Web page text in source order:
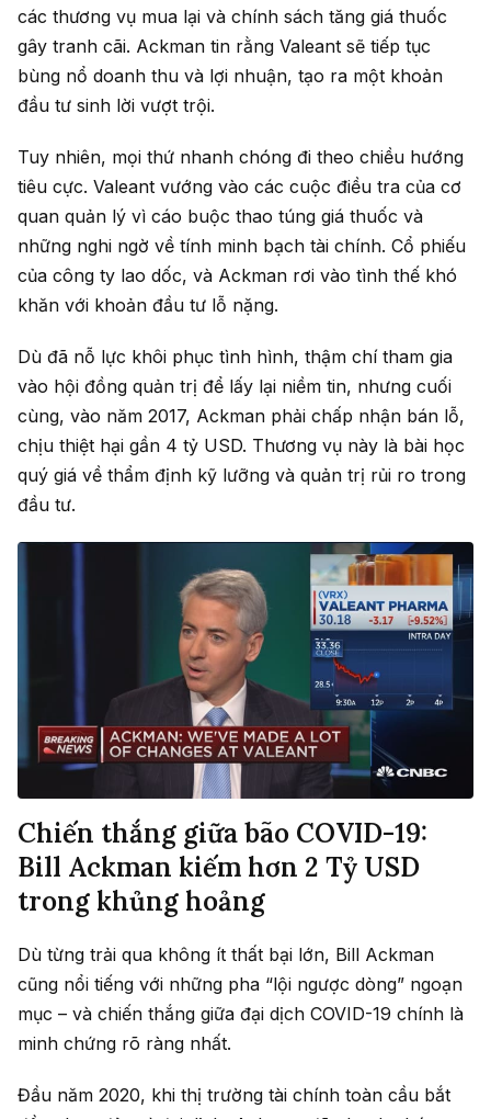
các thương vụ mua lại và chính sách tăng giá thuốc
gây tranh cãi. Ackman tin rằng Valeant sẽ tiếp tục
bùng nổ doanh thu và lợi nhuận, tạo ra một khoản
đầu tư sinh lời vượt trội.
Tuy nhiên, mọi thứ nhanh chóng đi theo chiều hướng
tiêu cực. Valeant vướng vào các cuộc điều tra của cơ
quan quản lý vì cáo buộc thao túng giá thuốc và
những nghi ngờ về tính minh bạch tài chính. Cổ phiếu
của công ty lao dốc, và Ackman rơi vào tình thế khó
khăn với khoản đầu tư lỗ nặng.
Dù đã nỗ lực khôi phục tình hình, thậm chí tham gia
vào hội đồng quản trị để lấy lại niềm tin, nhưng cuối
cùng, vào năm 2017, Ackman phải chấp nhận bán lỗ,
chịu thiệt hại gần 4 tỷ USD. Thương vụ này là bài học
quý giá về thẩm định kỹ lưỡng và quản trị rủi ro trong
đầu tư.
Chiến thắng giữa bão COVID-19:
Bill Ackman kiếm hơn 2 Tỷ USD
trong khủng hoảng
Dù từng trải qua không ít thất bại lớn, Bill Ackman
cũng nổi tiếng với những pha “lội ngược dòng” ngoạn
mục – và chiến thắng giữa đại dịch COVID-19 chính là
minh chứng rõ ràng nhất.
Đầu năm 2020, khi thị trường tài chính toàn cầu bắt